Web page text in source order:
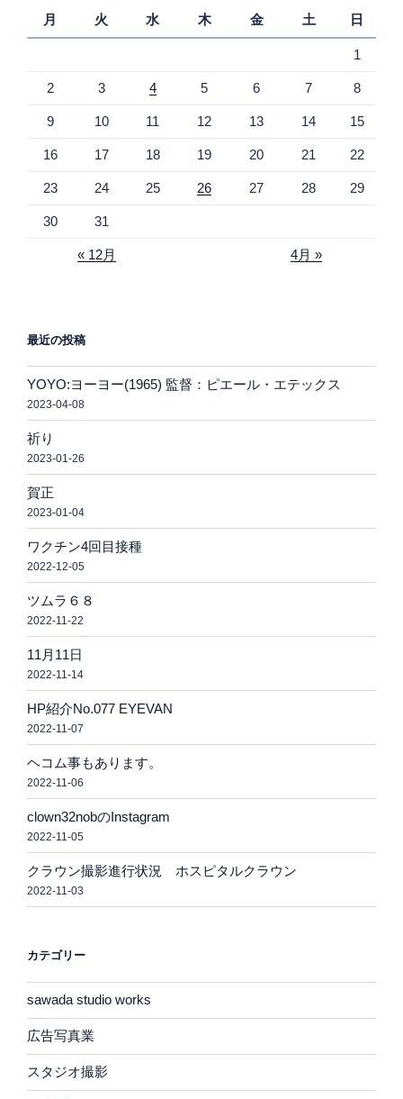
月
火 水 木 金 土 日
1
2 3 4 5 6 7 8
9 10 11 12 13 14 15
16 17 18 19 20 21 22
23 24 25 26 27 28 29
30 31
« 12月 4月 »
最近の投稿
YOYO:ヨーヨー(1965) 監督：ピエール・エテックス
2023-04-08
祈り
2023-01-26
賀正
2023-01-04
ワクチン4回目接種
2022-12-05
ツムラ６８
2022-11-22
11月11日
2022-11-14
HP紹介No.077 EYEVAN
2022-11-07
ヘコム事もあります。
2022-11-06
clown32nobのInstagram
2022-11-05
クラウン撮影進行状況 ホスピタルクラウン
2022-11-03
カテゴリー
sawada studio works
広告写真業
スタジオ撮影